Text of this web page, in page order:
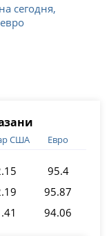
сегодня,
США Евро
95.4
95.87
94.06